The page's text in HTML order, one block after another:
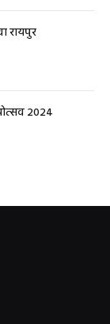
रायपुर
2024